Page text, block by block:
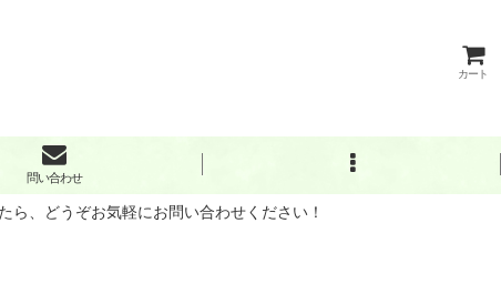
カート
問い合わせ
、どうぞお気軽にお問い合わせください！